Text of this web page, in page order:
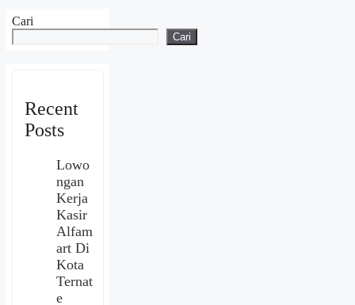
Cari
Cari
Recent
Posts
Lowo
ngan
Kerja
Kasir
Alfam
art Di
Kota
Ternat
e